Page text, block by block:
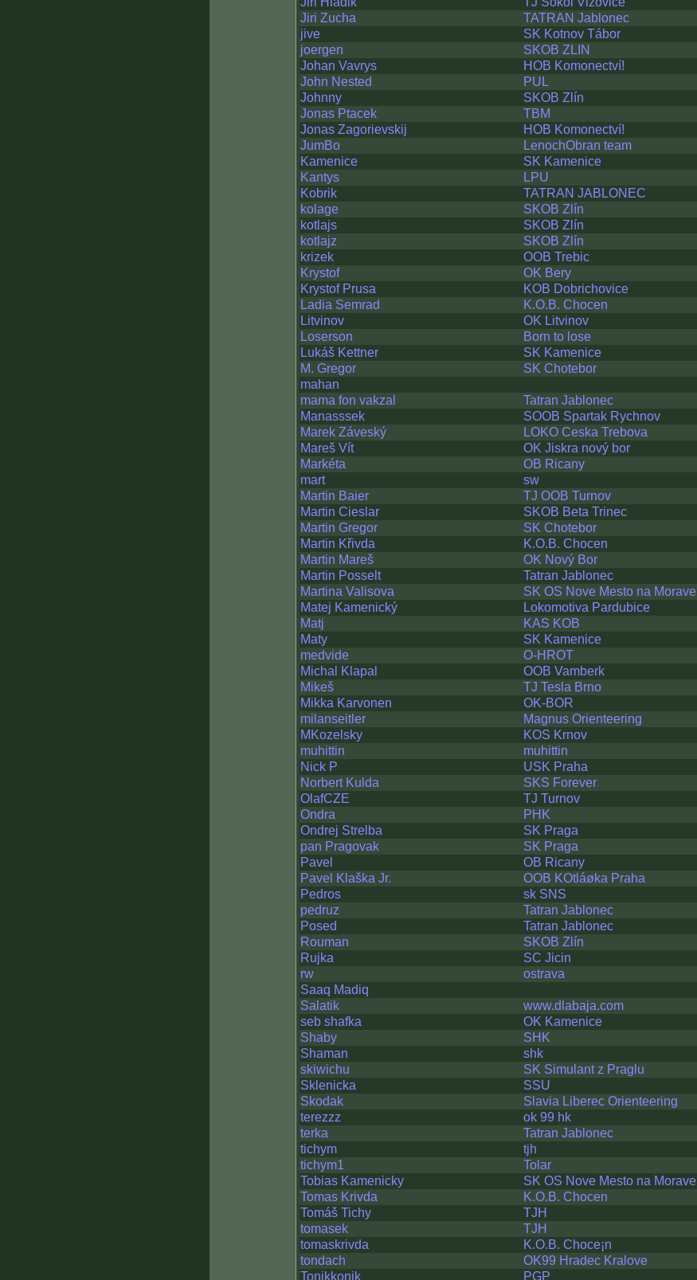
Jiri Zucha
TATRAN Jablonec
jive
SK Kotnov Tábor
joergen
SKOB ZLIN
Johan Vavrys
HOB Komonectví!
John Nested
PUL
Johnny
SKOB Zlín
Jonas Ptacek
TBM
Jonas Zagorievskij
HOB Komonectví!
JumBo
LenochObran team
Kamenice
SK Kamenice
Kantys
LPU
Kobrik
TATRAN JABLONEC
kolage
SKOB Zlín
kotlajs
SKOB Zlín
kotlajz
SKOB Zlín
krizek
OOB Trebic
Krystof
OK Bery
Krystof Prusa
KOB Dobrichovice
Ladia Semrad
K.O.B. Chocen
Litvinov
OK Litvinov
Loserson
Born to lose
Lukáš Kettner
SK Kamenice
M. Gregor
SK Chotebor
mahan
mama fon vakzal
Tatran Jablonec
Manasssek
SOOB Spartak Rychnov
Marek Záveský
LOKO Ceska Trebova
Mareš Vít
OK Jiskra nový bor
Markéta
OB Ricany
mart
sw
Martin Baier
TJ OOB Turnov
Martin Cieslar
SKOB Beta Trinec
Martin Gregor
SK Chotebor
Martin Křivda
K.O.B. Chocen
Martin Mareš
OK Nový Bor
Martin Posselt
Tatran Jablonec
Martina Valisova
SK OS Nove Mesto na Morave
Matej Kamenický
Lokomotiva Pardubice
Matj
KAS KOB
Maty
SK Kamenice
medvide
O-HROT
Michal Klapal
OOB Vamberk
Mikeš
TJ Tesla Brno
Mikka Karvonen
OK-BOR
milanseitler
Magnus Orienteering
MKozelsky
KOS Krnov
muhittin
muhittin
Nick P
USK Praha
Norbert Kulda
SKS Forever
OlafCZE
TJ Turnov
Ondra
PHK
Ondrej Strelba
SK Praga
pan Pragovak
SK Praga
Pavel
OB Ricany
Pavel Klaška Jr.
OOB KOtláøka Praha
Pedros
sk SNS
pedruz
Tatran Jablonec
Posed
Tatran Jablonec
Rouman
SKOB Zlín
Rujka
SC Jicin
rw
ostrava
Saaq Madiq
Salatik
www.dlabaja.com
seb shafka
OK Kamenice
Shaby
SHK
Shaman
shk
skiwichu
SK Simulant z Praglu
Sklenicka
SSU
Skodak
Slavia Liberec Orienteering
terezzz
ok 99 hk
terka
Tatran Jablonec
tichym
tjh
tichym1
Tolar
Tobias Kamenicky
SK OS Nove Mesto na Morave
Tomas Krivda
K.O.B. Chocen
Tomáš Tichy
TJH
tomasek
TJH
tomaskrivda
K.O.B. Choce¡n
tondach
OK99 Hradec Kralove
Tonikkonik
PGP